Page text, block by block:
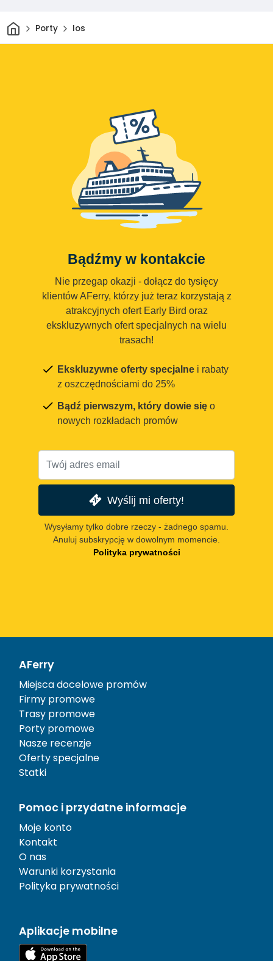
DomPorty Ios
Bądźmy w kontakcie
Nie przegap okazji - dołącz do tysięcy
klientów AFerry, którzy już teraz korzystają z
atrakcyjnych ofert Early Bird oraz
ekskluzywnych ofert specjalnych na wielu
trasach!
Ekskluzywne oferty specjalne i rabaty
z oszczędnościami do 25%
Bądź pierwszym, który dowie się o
nowych rozkładach promów
Wyślij mi oferty!
Wysyłamy tylko dobre rzeczy - żadnego spamu.
Anuluj subskrypcję w dowolnym momencie.
Polityka prywatności
AFerry
Miejsca docelowe promów
Firmy promowe
Trasy promowe
Porty promowe
Nasze recenzje
Oferty specjalne
Statki
Pomoc i przydatne informacje
Moje konto
Kontakt
O nas
Warunki korzystania
Polityka prywatności
Aplikacje mobilne